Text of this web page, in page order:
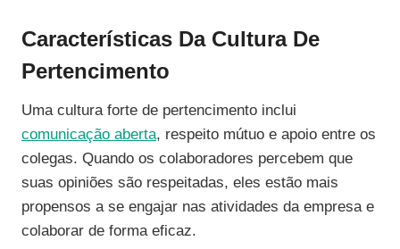
Características Da Cultura De
Pertencimento
Uma cultura forte de pertencimento inclui
comunicação aberta, respeito mútuo e apoio entre os
colegas. Quando os colaboradores percebem que
suas opiniões são respeitadas, eles estão mais
propensos a se engajar nas atividades da empresa e
colaborar de forma eficaz.